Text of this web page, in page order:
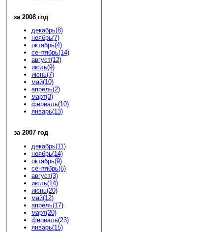
за 2008 год
декабрь(8)
ноябрь(7)
октябрь(4)
сентябрь(14)
август(12)
июль(9)
июнь(7)
май(10)
апрель(2)
март(3)
ферваль(10)
январь(13)
за 2007 год
декабрь(11)
ноябрь(14)
октябрь(9)
сентябрь(6)
август(3)
июль(14)
июнь(20)
май(12)
апрель(17)
март(20)
ферваль(23)
январь(15)